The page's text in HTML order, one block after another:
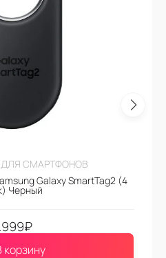
СМАРТФОНОВ
Galaxy SmartTag2 (4
Черный
₽
корзину